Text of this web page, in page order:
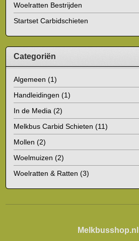
Woelratten Bestrijden
Startset Carbidschieten
Categoriën
Algemeen(1)
Handleidingen(1)
In de Media(2)
Melkbus Carbid Schieten(11)
Mollen(2)
Woelmuizen(2)
Woelratten & Ratten(3)
Melkbusshop.nl